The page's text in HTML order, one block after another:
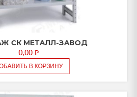
СК МЕТАЛЛ-ЗАВОД
0,00 ₽
В КОРЗИНУ